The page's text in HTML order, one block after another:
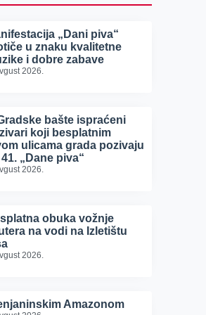
„Dani piva“
u znaku kvalitetne
i dobre zabave
2026.
bašte ispraćeni
koji besplatnim
ulicama grada pozivaju
„Dane piva“
2026.
obuka vožnje
na vodi na Izletištu
2026.
Amazonom